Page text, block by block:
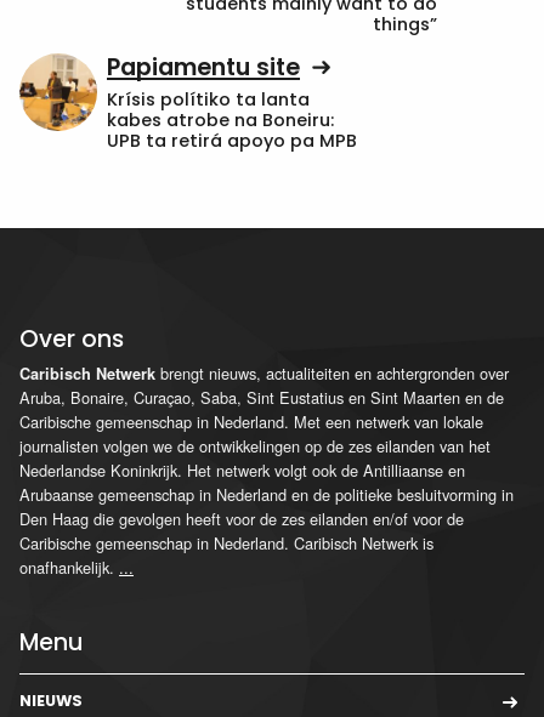
things”
Papiamentu site
Krísis polítiko ta lanta
kabes atrobe na Boneiru:
UPB ta retirá apoyo pa MPB
Over ons
Caribisch Netwerk brengt nieuws, actualiteiten en achtergronden over
Aruba, Bonaire, Curaçao, Saba, Sint Eustatius en Sint Maarten en de
Caribische gemeenschap in Nederland. Met een netwerk van lokale
journalisten volgen we de ontwikkelingen op de zes eilanden van het
Nederlandse Koninkrijk. Het netwerk volgt ook de Antilliaanse en
Arubaanse gemeenschap in Nederland en de politieke besluitvorming in
Den Haag die gevolgen heeft voor de zes eilanden en/of voor de
Caribische gemeenschap in Nederland. Caribisch Netwerk is
onafhankelijk. ...
Menu
NIEUWS